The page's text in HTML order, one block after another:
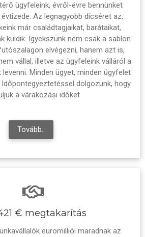
ügyfeleink, évről-évre bennünket
Az legnagyobb dícséret az,
már családtagjaikat, barátaikat,
küldik. Igyekszünk nem csak a sablon
elvégezni, hanem azt is,
vállal, illetve az ügyfeleink válláról a
Minden ügyet, minden ügyfelet
Időpontegyeztetéssel dolgozunk, hogy
a várakozási időket
Tovább..
€ megtakarítás
euromilliói maradnak az